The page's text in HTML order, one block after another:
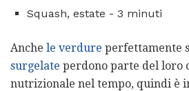
Squash, estate - 3 minuti
Anche le verdure perfettamente
surgelate perdono parte del loro
nutrizionale nel tempo, quindi è